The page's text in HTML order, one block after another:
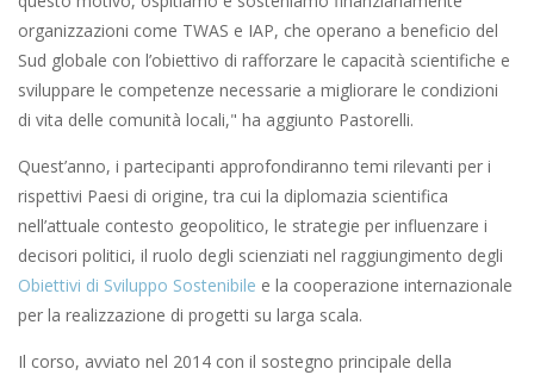
organizzazioni come TWAS e IAP, che operano a beneficio del
Sud globale con l’obiettivo di rafforzare le capacità scientifiche e
sviluppare le competenze necessarie a migliorare le condizioni
di vita delle comunità locali," ha aggiunto Pastorelli.
Quest’anno, i partecipanti approfondiranno temi rilevanti per i
rispettivi Paesi di origine, tra cui la diplomazia scientifica
nell’attuale contesto geopolitico, le strategie per influenzare i
decisori politici, il ruolo degli scienziati nel raggiungimento degli
Obiettivi di Sviluppo Sostenibile e la cooperazione internazionale
per la realizzazione di progetti su larga scala.
Il corso, avviato nel 2014 con il sostegno principale della